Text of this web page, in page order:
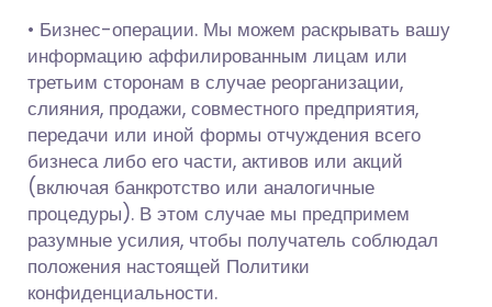
• Бизнес-операции. Мы можем раскрывать вашу
информацию аффилированным лицам или
третьим сторонам в случае реорганизации,
слияния, продажи, совместного предприятия,
передачи или иной формы отчуждения всего
бизнеса либо его части, активов или акций
(включая банкротство или аналогичные
процедуры). В этом случае мы предпримем
разумные усилия, чтобы получатель соблюдал
положения настоящей Политики
конфиденциальности.